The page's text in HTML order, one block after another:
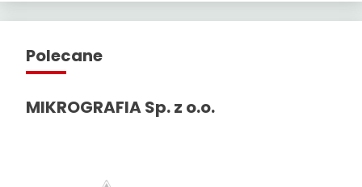
Polecane
MIKROGRAFIA Sp. z o.o.